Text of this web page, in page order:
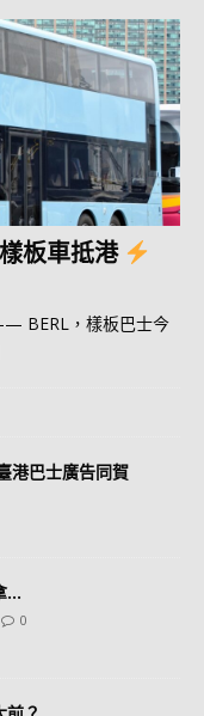
板車抵港
BERL，樣板巴士今
港巴士廣告同賀
…
0